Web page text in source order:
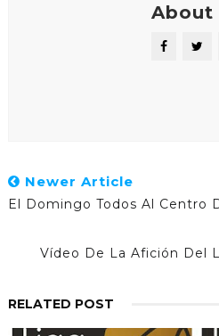
About
Newer Article
El Domingo Todos Al Centro
Vídeo De La Afición Del
RELATED POST